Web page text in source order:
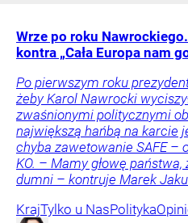
Wrze po roku
kontra „Cała Europa nam
Po pierwszym roku
żeby Karol Nawrocki
zwaśnionymi politycznymi
największą hańbą na karcie
chyba zawetowanie SAFE –
KO. – Mamy głowę
dumni – kontruje Marek
KrajTylko u NasPolityka